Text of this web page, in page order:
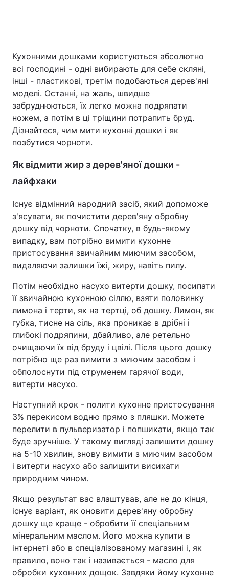
Кухонними дошками користуються абсолютно
всі господині - одні вибирають для себе скляні,
інші - пластикові, третім подобаються дерев'яні
моделі. Останні, на жаль, швидше
забруднюються, їх легко можна подряпати
ножем, а потім в ці тріщини потрапить бруд.
Дізнайтеся, чим мити кухонні дошки і як
позбутися чорноти.
Як відмити жир з дерев'яної дошки -
лайфхаки
Існує відмінний народний засіб, який допоможе
з'ясувати, як почистити дерев'яну обробну
дошку від чорноти. Спочатку, в будь-якому
випадку, вам потрібно вимити кухонне
пристосування звичайним миючим засобом,
видаляючи залишки їжі, жиру, навіть пилу.
Потім необхідно насухо витерти дошку, посипати
її звичайною кухонною сіллю, взяти половинку
лимона і терти, як на тертці, об дошку. Лимон, як
губка, тисне на сіль, яка проникає в дрібні і
глибокі подряпини, дбайливо, але ретельно
очищаючи їх від бруду і цвілі. Після цього дошку
потрібно ще раз вимити з миючим засобом і
обполоснути під струменем гарячої води,
витерти насухо.
Наступний крок - полити кухонне пристосування
3% перекисом водню прямо з пляшки. Можете
перелити в пульверизатор і попшикати, якщо так
буде зручніше. У такому вигляді залишити дошку
на 5-10 хвилин, знову вимити з миючим засобом
і витерти насухо або залишити висихати
природним чином.
Якщо результат вас влаштував, але не до кінця,
існує варіант, як оновити дерев'яну обробну
дошку ще краще - обробити її спеціальним
мінеральним маслом. Його можна купити в
інтернеті або в спеціалізованому магазині і, як
правило, воно так і називається - масло для
обробки кухонних дощок. Завдяки йому кухонне